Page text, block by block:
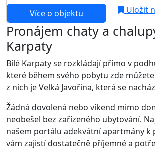
Více o objektu Uložit
Pronájem chaty a
Karpaty
Bílé Karpaty se rozkládají přímo v
které během svého pobytu zde
z nich je Velká Javořina, která se
Žádná dovolená nebo víkend mimo
neobešel bez zařízeného ubytování.
našem portálu adekvátní apartmány
vám zajistí dostatečně příjemné a